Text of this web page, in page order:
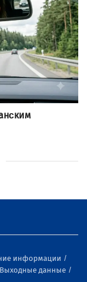
информации
Выходные данные